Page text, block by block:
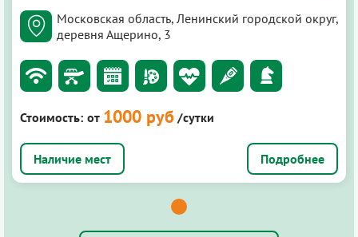
Московская область, Ленинский городской округ,
деревня Ащерино, 3
Стоимость: от 1000 руб /сутки
Подробнее